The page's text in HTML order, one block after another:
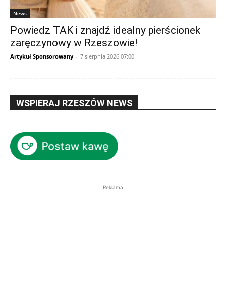
News
Powiedz TAK i znajdź idealny pierścionek
zaręczynowy w Rzeszowie!
Artykuł Sponsorowany - 7 sierpnia 2026 07:00
WSPIERAJ RZESZÓW NEWS
Reklama